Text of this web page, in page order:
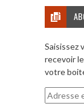
Saisissez
recevoir
votre
Adresse
e-